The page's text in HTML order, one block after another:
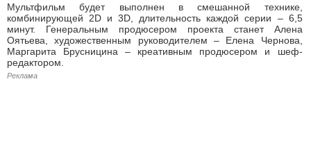
Мультфильм будет выполнен в смешанной технике,
комбинирующей 2D и 3D, длительность каждой серии – 6,5
минут. Генеральным продюсером проекта станет Алена
Оятьева, художественным руководителем – Елена Чернова,
Маргарита Брусницина – креативным продюсером и шеф-
редактором.
Реклама